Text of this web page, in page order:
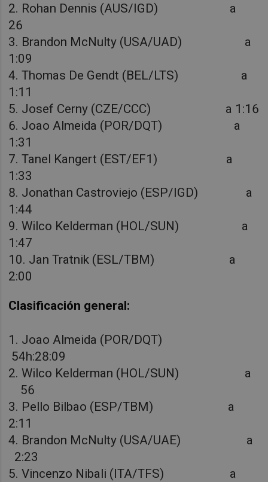
2. Rohan Dennis (AUS/IGD) a
26
3. Brandon McNulty (USA/UAD) a
1:09
4. Thomas De Gendt (BEL/LTS) a
1:11
5. Josef Cerny (CZE/CCC) a 1:16
6. Joao Almeida (POR/DQT) a
1:31
7. Tanel Kangert (EST/EF1) a
1:33
8. Jonathan Castroviejo (ESP/IGD) a
1:44
9. Wilco Kelderman (HOL/SUN) a
1:47
10. Jan Tratnik (ESL/TBM) a
2:00
Clasificación general:
1. Joao Almeida (POR/DQT)
54h:28:09
2. Wilco Kelderman (HOL/SUN) a
56
3. Pello Bilbao (ESP/TBM) a
2:11
4. Brandon McNulty (USA/UAE) a
2:23
5. Vincenzo Nibali (ITA/TFS) a